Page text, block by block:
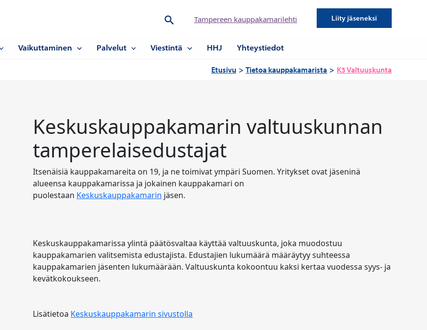
Hae Tampereen kauppakamarilehti Liity jäseneksi
Vaikuttaminen Palvelut Viestintä HHJ Yhteystiedot
Etusivu Tietoa kauppakamarista K3 Valtuuskunta
Keskuskauppakamarin valtuuskunnan
tamperelaisedustajat
Itsenäisiä kauppakamareita on 19, ja ne toimivat ympäri Suomen. Yritykset ovat jäseninä
alueensa kauppakamarissa ja jokainen kauppakamari on
puolestaan Keskuskauppakamarin jäsen.
Keskuskauppakamarissa ylintä päätösvaltaa käyttää valtuuskunta, joka muodostuu
kauppakamarien valitsemista edustajista. Edustajien lukumäärä määräytyy suhteessa
kauppakamarien jäsenten lukumäärään. Valtuuskunta kokoontuu kaksi kertaa vuodessa syys- ja
kevätkokoukseen.
Lisätietoa Keskuskauppakamarin sivustolla